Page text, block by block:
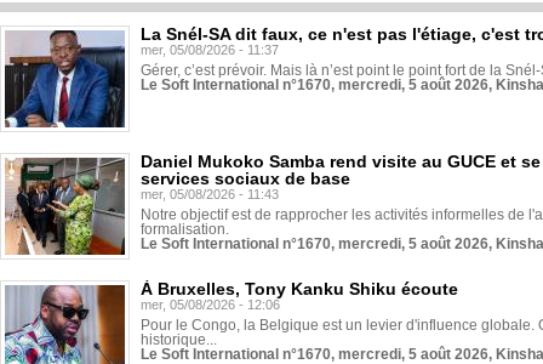
La Snél-SA dit faux, ce n'est pas l'étiage, c'est
mer, 05/08/2026 - 11:37
Gérer, c’est prévoir. Mais là n’est point le point fort de la
Le Soft International n°1670, mercredi, 5 août 2026,
Daniel Mukoko Samba rend visite au GUCE et
services sociaux de base
mer, 05/08/2026 - 11:43
Notre objectif est de rapprocher les activités informelles de
formalisation.
Le Soft International n°1670, mercredi, 5 août 2026,
À Bruxelles, Tony Kanku Shiku écoute
mer, 05/08/2026 - 12:06
Pour le Congo, la Belgique est un levier d'influence globale.
historique...
Le Soft International n°1670, mercredi, 5 août 2026,